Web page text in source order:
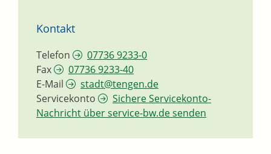
Kontakt
Telefon
07736 9233-0
Fax
07736 9233-40
E-Mail
stadt@tengen.de
Servicekonto
Sichere Servicekonto-
Nachricht über service-bw.de senden